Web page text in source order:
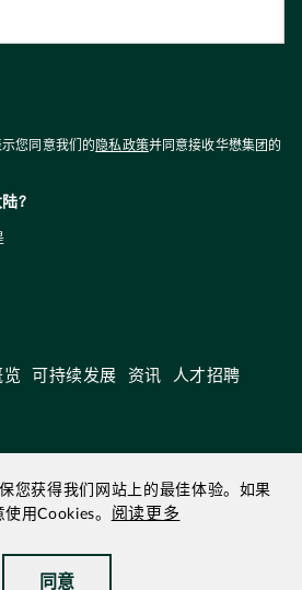
您同意我们的隐私政策并同意接收华懋集团的
?
览 可持续发展 资讯 人才招聘
华懋集团
您获得我们网站上的最佳体验。如果
用Cookies。 阅读更多
同意